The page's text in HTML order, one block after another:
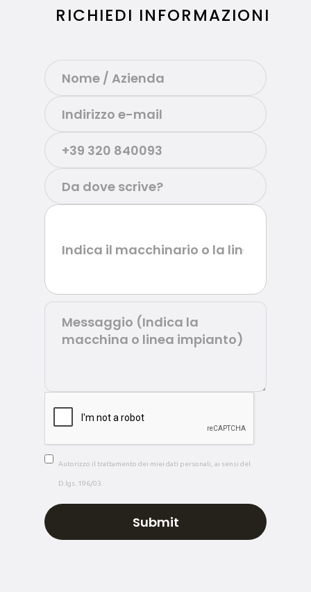
RICHIEDI INFORMAZIONI
Autorizzo il trattamento dei miei dati personali, ai sensi del
D.lgs. 196/03.